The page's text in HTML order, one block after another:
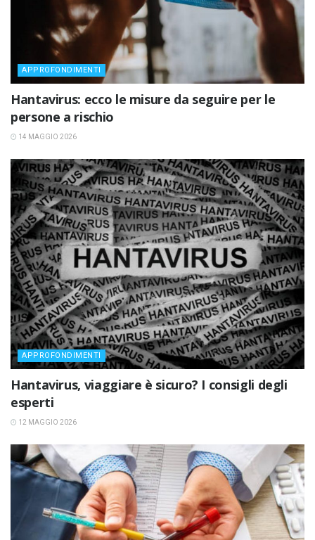
APPROFONDIMENTI
Hantavirus: ecco le misure da seguire per le
persone a rischio
14 MAGGIO 2026
APPROFONDIMENTI
Hantavirus, viaggiare è sicuro? I consigli degli
esperti
12 MAGGIO 2026